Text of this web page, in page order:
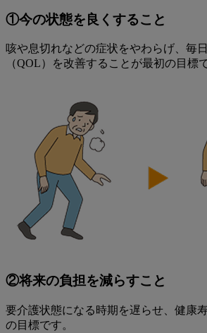
①今の状態を良くすること
咳や息切れなどの症状をやわらげ、毎
（QOL）を改善することが最初の目標
②将来の負担を減らすこと
要介護状態になる時期を遅らせ、健康
の目標です。